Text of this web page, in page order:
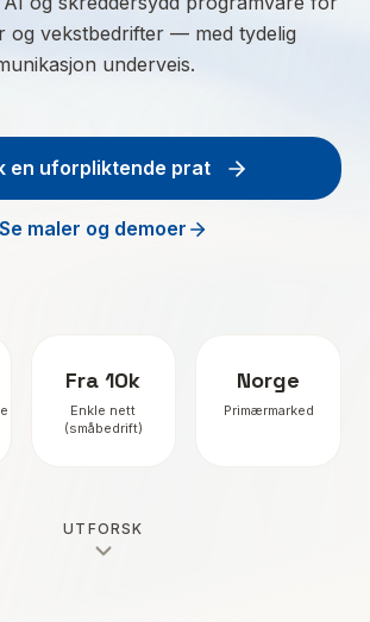
og vekstbedrifter — med tydelig
underveis.
en uforpliktende prat
Se maler og demoer
Fra 10k
Enkle nett
(småbedrift)
Norge
Primærmarked
UTFORSK